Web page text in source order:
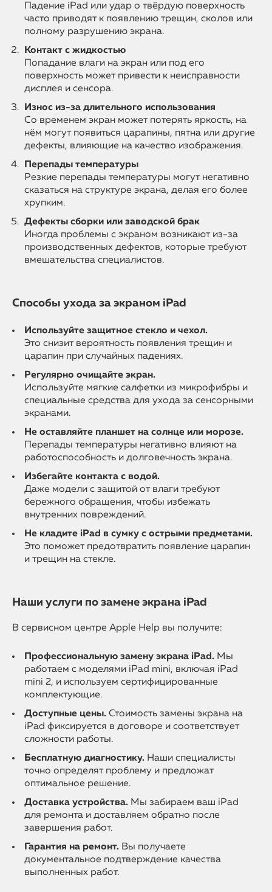
Падение iPad или удар о твёрдую поверхность
часто приводят к появлению трещин, сколов или
полному разрушению экрана.
Контакт с жидкостью
Попадание влаги на экран или под его
поверхность может привести к неисправности
дисплея и сенсора.
Износ из-за длительного использования
Со временем экран может потерять яркость, на
нём могут появиться царапины, пятна или другие
дефекты, влияющие на качество изображения.
Перепады температуры
Резкие перепады температуры могут негативно
сказаться на структуре экрана, делая его более
хрупким.
Дефекты сборки или заводской брак
Иногда проблемы с экраном возникают из-за
производственных дефектов, которые требуют
вмешательства специалистов.
Способы ухода за экраном iPad
Используйте защитное стекло и чехол.
Это снизит вероятность появления трещин и
царапин при случайных падениях.
Регулярно очищайте экран.
Используйте мягкие салфетки из микрофибры и
специальные средства для ухода за сенсорными
экранами.
Не оставляйте планшет на солнце или морозе.
Перепады температуры негативно влияют на
работоспособность и долговечность экрана.
Избегайте контакта с водой.
Даже модели с защитой от влаги требуют
бережного обращения, чтобы избежать
внутренних повреждений.
Не кладите iPad в сумку с острыми предметами.
Это поможет предотвратить появление царапин
и трещин на стекле.
Наши услуги по замене экрана iPad
В сервисном центре Apple Help вы получите:
Профессиональную замену экрана iPad. Мы
работаем с моделями iPad mini, включая iPad
mini 2, и используем сертифицированные
комплектующие.
Доступные цены. Стоимость замены экрана на
iPad фиксируется в договоре и соответствует
сложности работы.
Бесплатную диагностику. Наши специалисты
точно определят проблему и предложат
оптимальное решение.
Доставка устройства. Мы забираем ваш iPad
для ремонта и доставляем обратно после
завершения работ.
Гарантия на ремонт. Вы получаете
документальное подтверждение качества
выполненных работ.